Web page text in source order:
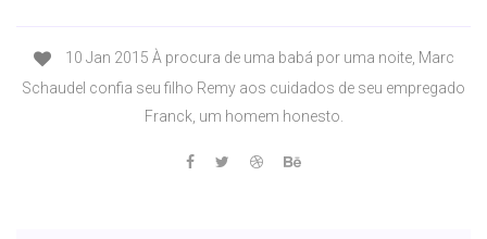
10 Jan 2015 À procura de uma babá por uma noite, Marc
Schaudel confia seu filho Remy aos cuidados de seu empregado
Franck, um homem honesto.